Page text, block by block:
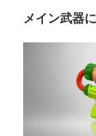
メイン武器